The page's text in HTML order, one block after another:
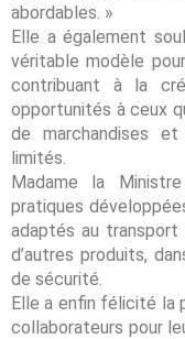
abordables. »
Elle a également
véritable modèle
contribuant à la
opportunités à ceux
de marchandises
limités.
Madame la
pratiques
adaptés au
d’autres produits,
de sécurité.
Elle a enfin félicité la
collaborateurs pour